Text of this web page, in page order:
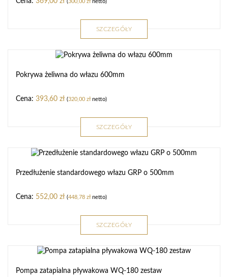
(300,00 złnetto)
SZCZEGÓŁY
Pokrywa żeliwna do włazu 600mm
393,60 zł (320,00 złnetto)
SZCZEGÓŁY
Przedłużenie standardowego włazu GRP o 500mm
552,00 zł (448,78 złnetto)
SZCZEGÓŁY
Pompa zatapialna pływakowa WQ-180 zestaw